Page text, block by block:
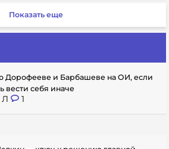
Показать еще
Дорофееве и Барбашеве на ОИ, если
вести себя иначе
Л 1